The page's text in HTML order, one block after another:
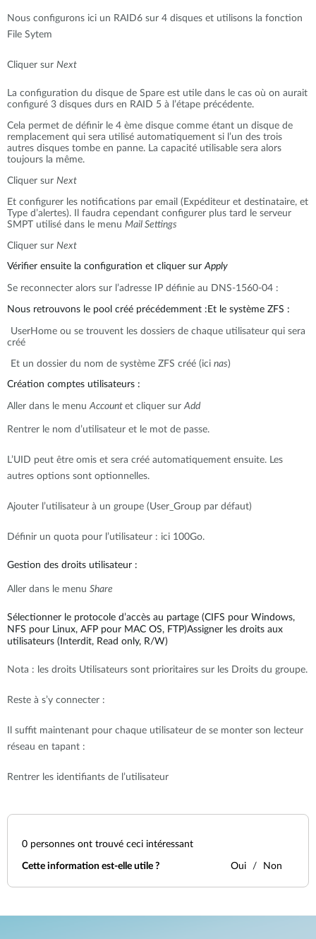
Nous configurons ici un RAID6 sur 4 disques et utilisons la fonction
File Sytem
Cliquer sur Next
La configuration du disque de Spare est utile dans le cas où on aurait
configuré 3 disques durs en RAID 5 à l’étape précédente.
Cela permet de définir le 4 ème disque comme étant un disque de
remplacement qui sera utilisé automatiquement si l’un des trois
autres disques tombe en panne. La capacité utilisable sera alors
toujours la même.
Cliquer sur Next
Et configurer les notifications par email (Expéditeur et destinataire, et
Type d’alertes). Il faudra cependant configurer plus tard le serveur
SMPT utilisé dans le menu Mail Settings
Cliquer sur Next
Vérifier ensuite la configuration et cliquer surApply
Se reconnecter alors sur l’adresse IP définie au DNS-1560-04 :
Nous retrouvons le pool créé précédemment :Et le système ZFS :
ou se trouvent les dossiers de chaque utilisateur qui sera
créé
un dossier du nom de système ZFS créé (ici nas)
Création comptes utilisateurs :
Aller dans le menuAccount et cliquer surAdd
Rentrer le nom d’utilisateur et le mot de passe.
L’UID peut être omis et sera créé automatiquement ensuite. Les
autres options sont optionnelles.
Ajouter l’utilisateur à un groupe (User_Group par défaut)
Définir un quota pour l’utilisateur : ici 100Go.
Gestion des droits utilisateur :
Aller dans le menu Share
Sélectionner le protocole d’accès au partage (CIFS pour Windows,
NFS pour Linux, AFP pour MAC OS, FTP)Assigner les droits aux
utilisateurs (Interdit, Read only, R/W)
Nota : les droits Utilisateurs sont prioritaires sur les Droits du groupe.
Reste à s’y connecter :
Il suffit maintenant pour chaque utilisateur de se monter son lecteur
réseau en tapant :
Rentrer les identifiants de l’utilisateur
0 personnes ont trouvé ceci intéressant
Cette information est-elle utile ? Oui Non